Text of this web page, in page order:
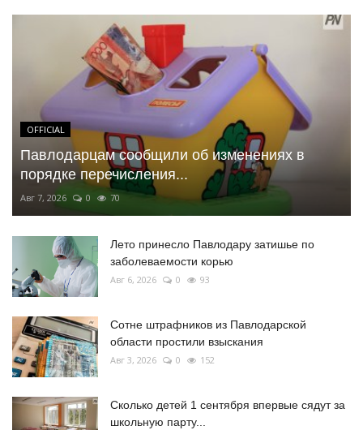
OFFICIAL
Павлодарцам сообщили об изменениях в
порядке перечисления...
Авг 7, 2026 0 70
Лето принесло Павлодару затишье по
заболеваемости корью
Авг 6, 2026 0 93
Сотне штрафников из Павлодарской
области простили взыскания
Авг 3, 2026 0 152
Сколько детей 1 сентября впервые сядут за
школьную парту...